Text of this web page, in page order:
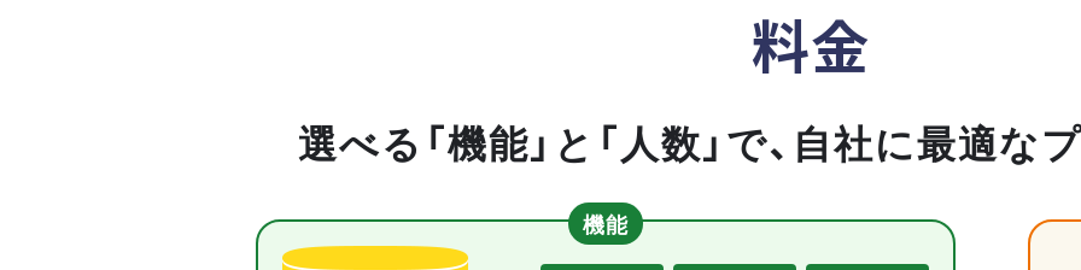
料金
選べる「機能」と「人数」で、自社に最適な
機能